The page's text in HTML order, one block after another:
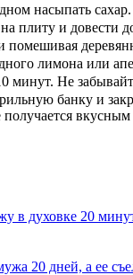
насыпать сахар.
плиту и довести
лимона или
минут. Не
банку и
получается
в духовке 20
20 дней, а ее